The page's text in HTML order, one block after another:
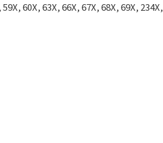
60X, 63X, 66X, 67X, 68X, 69X, 234X,